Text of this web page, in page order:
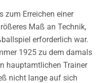
zum Erreichen einer
Maß an Technik,
erforderlich war.
1925 zu dem damals
hauptamtlichen Trainer
nicht lange auf sich